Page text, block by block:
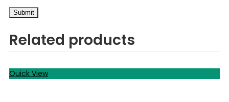
Related products
Quick View